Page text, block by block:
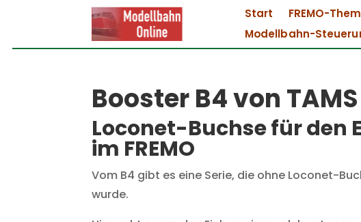
Start FREMO-
Modellbahn-
Booster B4 von TAMS
Loconet-Buchse für den
im FREMO
Vom B4 gibt es eine Serie, die ohne Loconet-
wurde.